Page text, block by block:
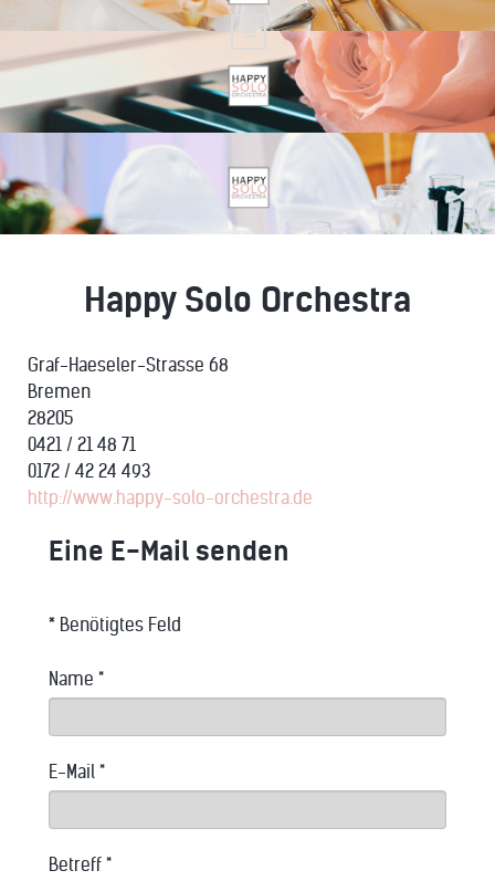
Happy Solo Orchestra
Graf-Haeseler-Strasse 68
Bremen
28205
0421 / 21 48 71
0172 / 42 24 493
http://www.happy-solo-orchestra.de
Eine E-Mail senden
* Benötigtes Feld
Name *
E-Mail *
Betreff *